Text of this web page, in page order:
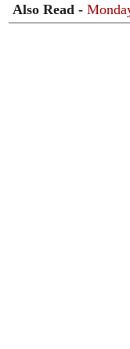
Also Read -
चढ़ाएं ये 8 चीजें,